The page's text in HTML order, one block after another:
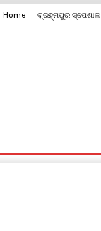
Home ବ୍ରହ୍ମପୁର ସ୍ପେଶାଳ